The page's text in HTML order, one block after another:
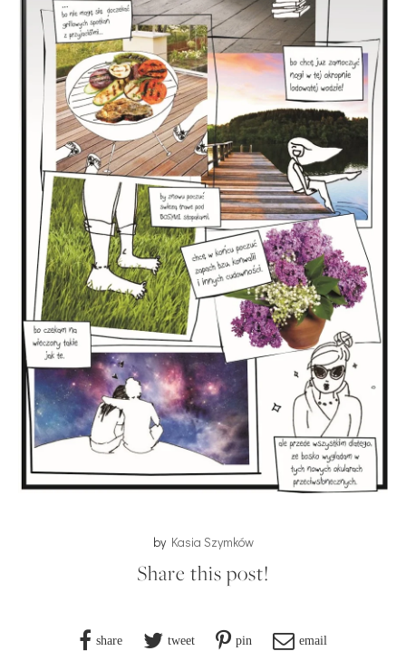
by Kasia Szymków
Share this post!
share tweet pin email